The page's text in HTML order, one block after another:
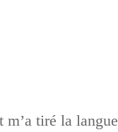
m’a tiré la langue